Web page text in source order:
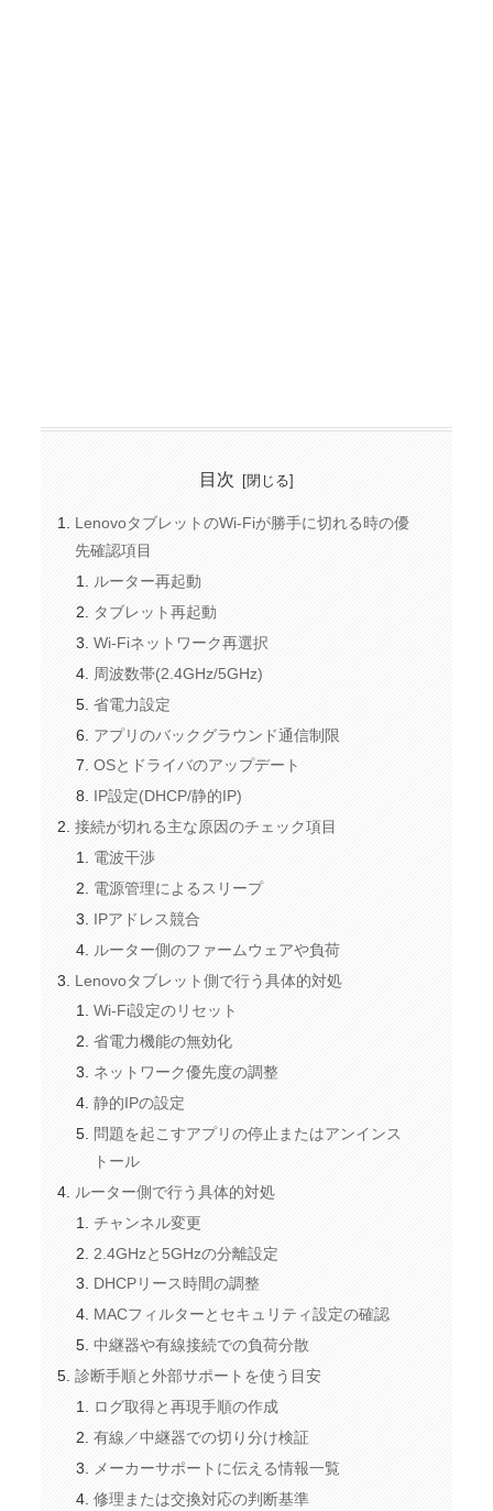
目次
LenovoタブレットのWi-Fiが勝手に切れる時の優
先確認項目
ルーター再起動
タブレット再起動
Wi-Fiネットワーク再選択
周波数帯(2.4GHz/5GHz)
省電力設定
アプリのバックグラウンド通信制限
OSとドライバのアップデート
IP設定(DHCP/静的IP)
接続が切れる主な原因のチェック項目
電波干渉
電源管理によるスリープ
IPアドレス競合
ルーター側のファームウェアや負荷
Lenovoタブレット側で行う具体的対処
Wi-Fi設定のリセット
省電力機能の無効化
ネットワーク優先度の調整
静的IPの設定
問題を起こすアプリの停止またはアンインス
トール
ルーター側で行う具体的対処
チャンネル変更
2.4GHzと5GHzの分離設定
DHCPリース時間の調整
MACフィルターとセキュリティ設定の確認
中継器や有線接続での負荷分散
診断手順と外部サポートを使う目安
ログ取得と再現手順の作成
有線／中継器での切り分け検証
メーカーサポートに伝える情報一覧
修理または交換対応の判断基準